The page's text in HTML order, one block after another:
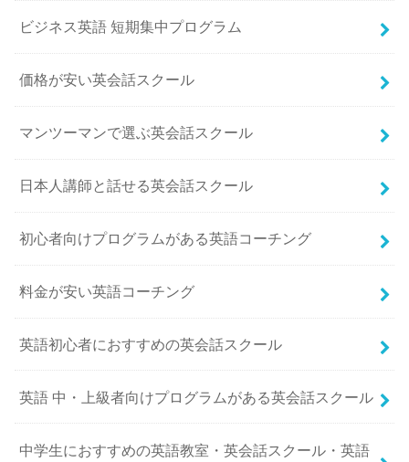
ビジネス英語 短期集中プログラム
価格が安い英会話スクール
マンツーマンで選ぶ英会話スクール
日本人講師と話せる英会話スクール
初心者向けプログラムがある英語コーチング
料金が安い英語コーチング
英語初心者におすすめの英会話スクール
英語 中・上級者向けプログラムがある英会話スクール
中学生におすすめの英語教室・英会話スクール・英語